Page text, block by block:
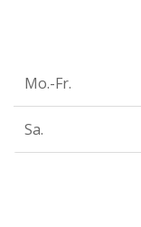
Mo.-Fr.
Sa.